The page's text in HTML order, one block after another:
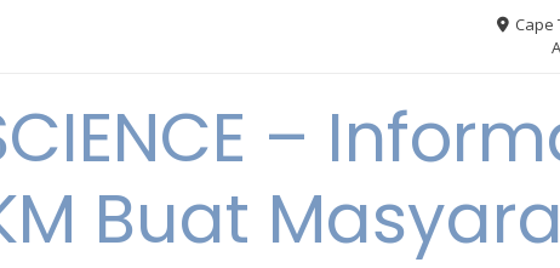
Cape
–
Buat